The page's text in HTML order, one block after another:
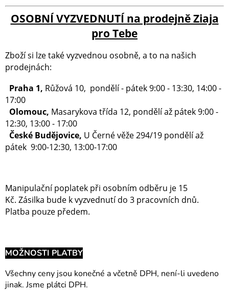
OSOBNÍ VYZVEDNUTÍ na prodejně Ziaja
pro Tebe
Zboží si lze také vyzvednou osobně, a to na našich
prodejnách:
Praha 1, Růžová 10, pondělí - pátek 9:00 - 13:30, 14:00 -
17:00
Olomouc, Masarykova třída 12, pondělí až pátek 9:00 -
12:30, 13:00 - 17:00
České Budějovice, U Černé věže 294/19 pondělí až
pátek 9:00-12:30, 13:00-17:00
Manipulační poplatek při osobním odběru je 15
Kč. Zásilka bude k vyzvednutí do 3 pracovních dnů.
Platba pouze předem.
MOŽNOSTI PLATBY
Všechny ceny jsou konečné a včetně DPH, není-li uvedeno
jinak. Jsme plátci DPH.